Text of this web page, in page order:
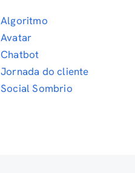
Algoritmo
Avatar
Chatbot
Jornada do cliente
Social Sombrio